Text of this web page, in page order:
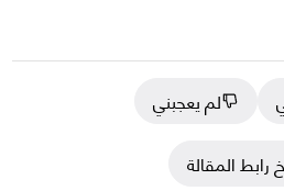
لم يعجبني
رابط المقالة